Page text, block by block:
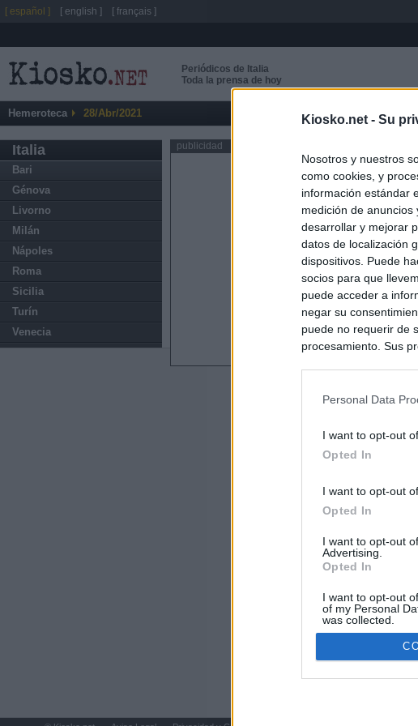
Kiosko.net - Su
Nosotros y nuestros
como cookies, y
información estándar
medición de
desarrollar y mejorar
datos de localización
dispositivos. Puede
socios para que
puede acceder a
negar su
puede no requerir de
procesamiento. Sus
Personal Data
I want to opt-out
Opted In
I want to opt-out
Opted In
I want to opt-out
Advertising.
Opted In
I want to opt-out
of my Personal
was collected.
Opted In
Periódicos de Italia
Toda la prensa de hoy
Hemeroteca 28/Abr/2021
Italia
Bari
Génova
Livorno
Milán
Nápoles
Roma
Sicilia
Turín
Venecia
publicidad
Últimas noticias
El consejero al que Ayuso
El Gobierno de Ayuso no
Las cifras del ático: de los
Ayuso reina en la era de la
El juez propone juzgar a
policiales para "salvar a la
"¿Cuál es el plan?":
que organizan un nuevo
[ español ] [ english ] [ français ]